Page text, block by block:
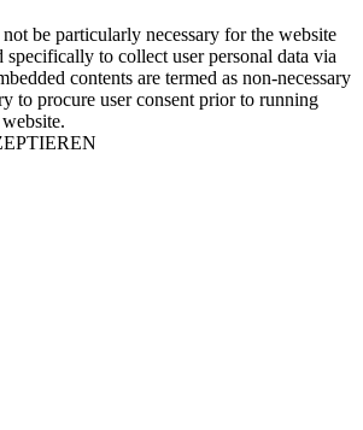
be particularly necessary for the website
specifically to collect user personal data via
contents are termed as non-necessary
to procure user consent prior to running